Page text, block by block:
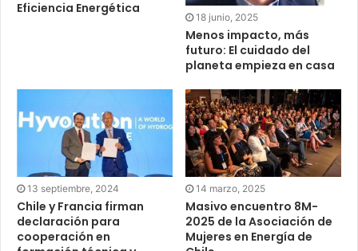
Eficiencia Energética
18 junio, 2025
Menos impacto, más
futuro: El cuidado del
planeta empieza en casa
13 septiembre, 2024
Chile y Francia firman
declaración para
cooperación en
14 marzo, 2025
Masivo encuentro 8M-
2025 de la Asociación de
Mujeres en Energía de